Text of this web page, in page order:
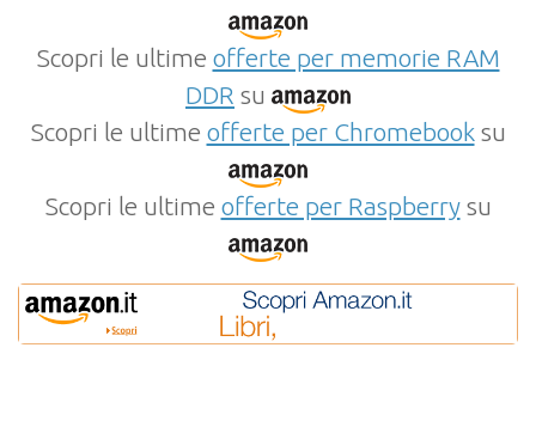
Scopri le ultime offerte per memorie RAM
DDR su
Scopri le ultime offerte per Chromebooksu
Scopri le ultime offerte per Raspberrysu